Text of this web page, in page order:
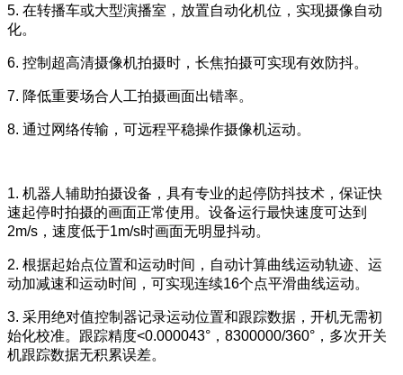
5. 在转播车或大型演播室，放置自动化机位，实现摄像自动
化。
6. 控制超高清摄像机拍摄时，长焦拍摄可实现有效防抖。
7. 降低重要场合人工拍摄画面出错率。
8. 通过网络传输，可远程平稳操作摄像机运动。
1. 机器人辅助拍摄设备，具有专业的起停防抖技术，保证快
速起停时拍摄的画面正常使用。设备运行最快速度可达到
2m/s，速度低于1m/s时画面无明显抖动。
2. 根据起始点位置和运动时间，自动计算曲线运动轨迹、运
动加减速和运动时间，可实现连续16个点平滑曲线运动。
3. 采用绝对值控制器记录运动位置和跟踪数据，开机无需初
始化校准。跟踪精度<0.000043°，8300000/360°，多次开关
机跟踪数据无积累误差。